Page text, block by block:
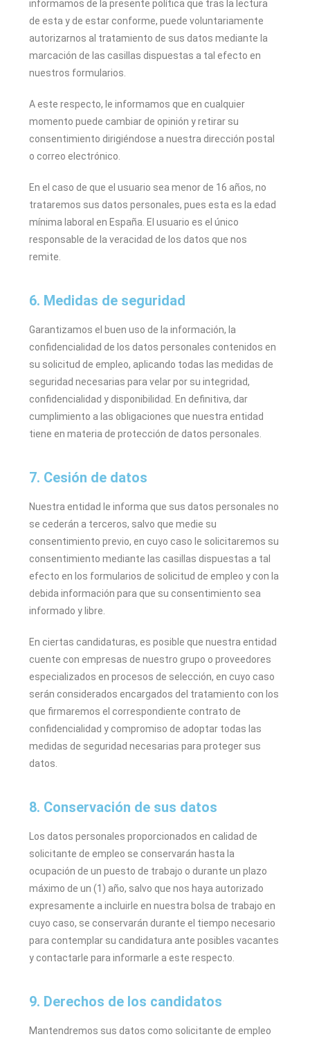
informamos de la presente política que tras la lectura
de esta y de estar conforme, puede voluntariamente
autorizarnos al tratamiento de sus datos mediante la
marcación de las casillas dispuestas a tal efecto en
nuestros formularios.
A este respecto, le informamos que en cualquier
momento puede cambiar de opinión y retirar su
consentimiento dirigiéndose a nuestra dirección postal
o correo electrónico.
En el caso de que el usuario sea menor de 16 años, no
trataremos sus datos personales, pues esta es la edad
mínima laboral en España. El usuario es el único
responsable de la veracidad de los datos que nos
remite.
6. Medidas de seguridad
Garantizamos el buen uso de la información, la
confidencialidad de los datos personales contenidos en
su solicitud de empleo, aplicando todas las medidas de
seguridad necesarias para velar por su integridad,
confidencialidad y disponibilidad. En definitiva, dar
cumplimiento a las obligaciones que nuestra entidad
tiene en materia de protección de datos personales.
7. Cesión de datos
Nuestra entidad le informa que sus datos personales no
se cederán a terceros, salvo que medie su
consentimiento previo, en cuyo caso le solicitaremos su
consentimiento mediante las casillas dispuestas a tal
efecto en los formularios de solicitud de empleo y con la
debida información para que su consentimiento sea
informado y libre.
En ciertas candidaturas, es posible que nuestra entidad
cuente con empresas de nuestro grupo o proveedores
especializados en procesos de selección, en cuyo caso
serán considerados encargados del tratamiento con los
que firmaremos el correspondiente contrato de
confidencialidad y compromiso de adoptar todas las
medidas de seguridad necesarias para proteger sus
datos.
8. Conservación de sus datos
Los datos personales proporcionados en calidad de
solicitante de empleo se conservarán hasta la
ocupación de un puesto de trabajo o durante un plazo
máximo de un (1) año, salvo que nos haya autorizado
expresamente a incluirle en nuestra bolsa de trabajo en
cuyo caso, se conservarán durante el tiempo necesario
para contemplar su candidatura ante posibles vacantes
y contactarle para informarle a este respecto.
9. Derechos de los candidatos
Mantendremos sus datos como solicitante de empleo